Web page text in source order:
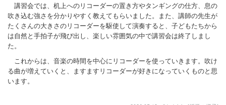
講習会では、机上へのリコーダーの置き方やタンギングの仕方、息の
吹き込む強さを分かりやすく教えてもらいました。また、講師の先生が
たくさんの大きさのリコーダーを駆使して演奏すると、子どもたちから
は自然と手拍子が飛び出し、楽しい雰囲気の中で講習会は終了しまし
た。
これからは、音楽の時間を中心にリコーダーを使っていきます。吹け
る曲が増えていくと、ますますリコーダーが好きになっていくものと思
います。